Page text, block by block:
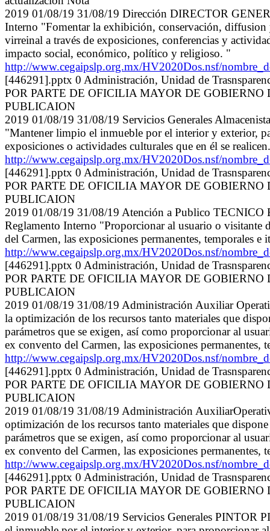
2019 01/08/19 31/08/19 Dirección DIRECTOR
Interno "Fomentar la exhibición, conservación, diffusion
virreinal a través de exposiciones, conferencias y
impacto social, económico, político y religioso. "
http://www.cegaipslp.org.mx/HV2020Dos.nsf/
[446291].pptx 0 Administración, Unidad de
POR PARTE DE OFICILIA MAYOR DE
PUBLICAION
2019 01/08/19 31/08/19 Servicios Generales
"Mantener limpio el inmueble por el interior y exterior,
exposiciones o actividades culturales que en él se
http://www.cegaipslp.org.mx/HV2020Dos.nsf/
[446291].pptx 0 Administración, Unidad de
POR PARTE DE OFICILIA MAYOR DE
PUBLICAION
2019 01/08/19 31/08/19 Atención a Publico
Reglamento Interno "Proporcionar al usuario o visitante
del Carmen, las exposiciones permanentes, temporales e
http://www.cegaipslp.org.mx/HV2020Dos.nsf/
[446291].pptx 0 Administración, Unidad de
POR PARTE DE OFICILIA MAYOR DE
PUBLICAION
2019 01/08/19 31/08/19 Administración Auxiliar
la optimización de los recursos tanto materiales que
parámetros que se exigen, así como proporcionar al
ex convento del Carmen, las exposiciones permanentes,
http://www.cegaipslp.org.mx/HV2020Dos.nsf/
[446291].pptx 0 Administración, Unidad de
POR PARTE DE OFICILIA MAYOR DE
PUBLICAION
2019 01/08/19 31/08/19 Administración
optimización de los recursos tanto materiales que
parámetros que se exigen, así como proporcionar al
ex convento del Carmen, las exposiciones permanentes,
http://www.cegaipslp.org.mx/HV2020Dos.nsf/
[446291].pptx 0 Administración, Unidad de
POR PARTE DE OFICILIA MAYOR DE
PUBLICAION
2019 01/08/19 31/08/19 Servicios Generales PINTOR